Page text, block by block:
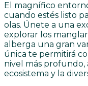
El magnífico
cuando estés listo
olas. Únete a una
explorar los
alberga una gran
única te permitirá
nivel más profundo,
ecosistema y la